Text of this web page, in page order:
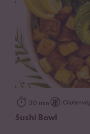
30 min Glutenvrij
Sushi Bowl